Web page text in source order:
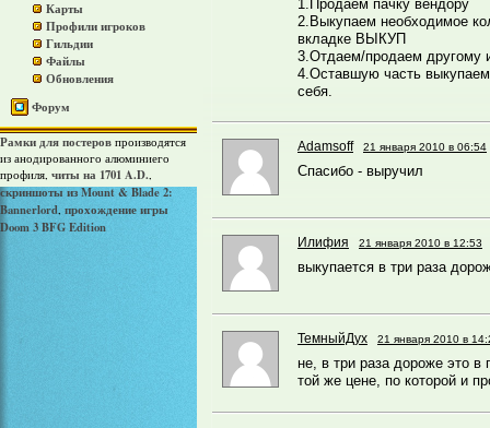
Карты
Профили игроков
Гильдии
Файлы
Обновления
Форум
Рамки для постеров производятся
из анодированного алюминиего
профиля, читы на 1701 A.D.,
скриншоты из Mount & Blade 2:
Bannerlord, прохождение игры
Doom 3 BFG Edition
1.Продаем пачку вендору
2.Выкупаем необходимое
вкладке ВЫКУП
3.Отдаем/продаем другому
4.Оставшую часть
себя.
Adamsoff 21 января 2010 в 06:54
Спасибо - выручил
Илифия 21 января 2010 в 12:53
выкупается в три раза
ТемныйДух 21 января 2010 в
не, в три раза дороже это в
той же цене, по которой и